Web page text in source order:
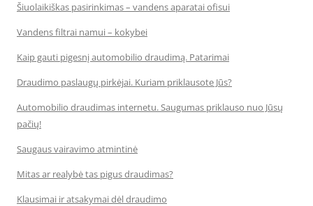
Šiuolaikiškas pasirinkimas – vandens aparatai ofisui
Vandens filtrai namui – kokybei
Kaip gauti pigesnį automobilio draudimą. Patarimai
Draudimo paslaugų pirkėjai. Kuriam priklausote Jūs?
Automobilio draudimas internetu. Saugumas priklauso nuo Jūsų
pačių!
Saugaus vairavimo atmintinė
Mitas ar realybė tas pigus draudimas?
Klausimai ir atsakymai dėl draudimo